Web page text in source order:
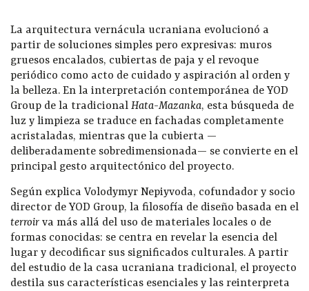
La arquitectura vernácula ucraniana evolucionó a
partir de soluciones simples pero expresivas: muros
gruesos encalados, cubiertas de paja y el revoque
periódico como acto de cuidado y aspiración al orden y
la belleza. En la interpretación contemporánea de YOD
Group de la tradicional Hata-Mazanka, esta búsqueda de
luz y limpieza se traduce en fachadas completamente
acristaladas, mientras que la cubierta —
deliberadamente sobredimensionada— se convierte en el
principal gesto arquitectónico del proyecto.
Según explica Volodymyr Nepiyvoda, cofundador y socio
director de YOD Group, la filosofía de diseño basada en el
terroir va más allá del uso de materiales locales o de
formas conocidas: se centra en revelar la esencia del
lugar y decodificar sus significados culturales. A partir
del estudio de la casa ucraniana tradicional, el proyecto
destila sus características esenciales y las reinterpreta